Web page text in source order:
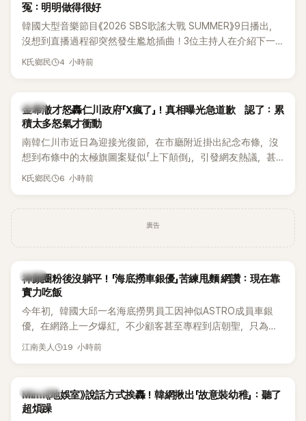
冤：明明做得很好
韓國大型音樂節目《2026 SBS歌謠大戰 SUMMER》9日播出，
沒想到直播過程卻突然發生尷尬插曲！3位主持人在介紹下一
組表演者時突然集體卡關，現場一度陷入停頓，就連製作人員
K氏鄉民 4 小時前
韓星
金希澈才怒轟仁川政府「X瘋了」！真相曝光急道歉 認了：累
積太多怒氣才衝動
南韓仁川市近日為迎接光復節，在市廳附近掛出紀念布條，沒
想到布條中的太極旗圖案疑似「上下顛倒」，引發網友熱議，甚
至連Super Junior成員金希澈都忍不住留言痛批。仁川市最後
K氏鄉民 6 小時前
廣告
生活
神顏圈粉後沒躺平！「海底撈車銀優」苦練甩麵 網讚：現在靠
實力吃飯
今年初，韓國大邱一名海底撈男員工因神似ASTRO成員車銀
優，在網路上一夕爆紅，不少顧客甚至專程到店朝聖，只為一
睹他的真面目。如今事隔數月，他的最新近況再度引發熱議，
江南美人 19 小時前
熱議討論
Mimi《地娛室》說話方式挨轟！韓網揪出「故意裝幼稚」：聽了
超煩躁